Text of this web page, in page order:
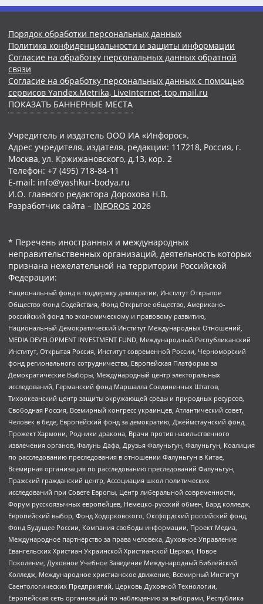
Порядок обработки персональных данных
Политика конфиденциальности и защиты информации
Согласие на обработку персональных данных обратной
связи
Согласие на обработку персональных данных с помощью
сервисов Yandex.Metrika, LiveInternet, top.mail.ru
ПОКАЗАТЬ БАННЕРНЫЕ МЕСТА
Учредитель и издатель ООО ИА «Инфорос».
Адрес учредителя, издателя, редакции: 117218, Россия, г.
Москва, ул. Кржижановского, д.13, кор. 2
Телефон: +7 (495) 718-84-11
E-mail: info@yashkur-bodya.ru
И.О. главного редактора Дорохова Н.В.
Разработчик сайта – INFOROS 2026
* Перечень иностранных и международных
неправительственных организаций, деятельность которых
признана нежелательной на территории Российской
Федерации:
Национальный фонд в поддержку демократии, Институт Открытое
Общество Фонд Содействия, Фонд Открытое общество, Американо-
российский фонд по экономическому и правовому развитию,
Национальный Демократический Институт Международных Отношений,
MEDIA DEVELOPMENT INVESTMENT FUND, Международный Республиканский
Институт, Открытая Россия, Институт современной России, Черноморский
фонд регионального сотрудничества, Европейская Платформа за
Демократические Выборы, Международный центр электоральных
исследований, Германский фонд Маршалла Соединенных Штатов,
Тихоокеанский центр защиты окружающей среды и природных ресурсов,
Свободная Россия, Всемирный конгресс украинцев, Атлантический совет,
Человек в беде, Европейский фонд за демократию, Джеймстаунский фонд,
Прожект Хармони, Родники дракона, Врачи против насильственного
извлечения органов, Фалунь Дафа, Друзья Фалуньгун, Фалуньгун, Коалиция
по расследованию преследования в отношении Фалуньгун в Китае,
Всемирная организация по расследованию преследований Фалуньгун,
Пражский гражданский центр, Ассоциация школ политических
исследований при Совете Европы, Центр либеральной современности,
Форум русскоязычных европейцев, Немецко-русский обмен, Бард колледж,
Европейский выбор, Фонд Ходорковского, Оксфордский российский фонд,
Фонд Будущее России, Компания свободы информации, Проект Медиа,
Международное партнерство за права человека, Духовное Управление
Евангельских Христиан Украинской Христианской Церкви, Новое
Поколение, Духовное Учебное Заведение Международный Библейский
Колледж, Международное христианское движение, Всемирный Институт
Саентологических Предприятий, Церковь Духовной Технологии,
Европейская сеть организаций по наблюдению за выборами, Республика